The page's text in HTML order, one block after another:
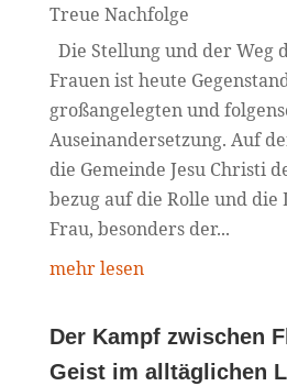
Treue Nachfolge
Die Stellung und der Weg
Frauen ist heute
großangelegten und
Auseinandersetzung. Auf
die Gemeinde Jesu Christi
bezug auf die Rolle und die
Frau, besonders der...
mehr lesen
Der Kampf zwischen
Geist im alltäglichen